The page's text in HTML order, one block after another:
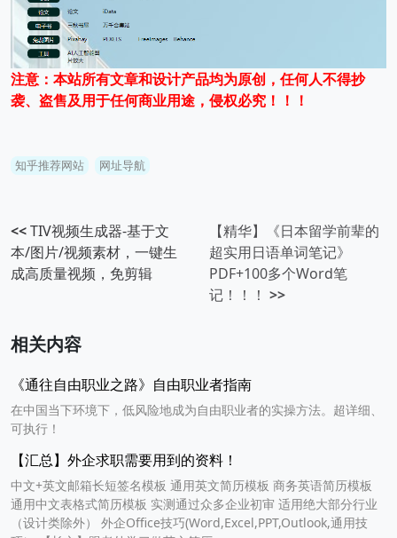
注意：本站所有文章和设计产品均为原创，任何人不得抄
袭、盗售及用于任何商业用途，侵权必究！！！
知乎推荐网站 网址导航
<<TIV视频生成器-基于文
本/图片/视频素材，一键生
成高质量视频，免剪辑
【精华】《日本留学前辈的
超实用日语单词笔记》
PDF+100多个Word笔
记！！！ >>
相关内容
《通往自由职业之路》自由职业者指南
在中国当下环境下，低风险地成为自由职业者的实操方法。超详细、
可执行！
【汇总】外企求职需要用到的资料！
中文+英文邮箱长短签名模板 通用英文简历模板 商务英语简历模板
通用中文表格式简历模板 实测通过众多企业初审 适用绝大部分行业
（设计类除外） 外企Office技巧(Word,Excel,PPT,Outlook,通用技